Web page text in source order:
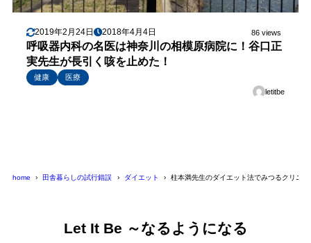
2019年2月24日 2018年4月4日 86 views
呼吸器内科の名医は神奈川の相模原病院に！谷口正
実先生が長引く咳を止めた！
健康
医療
letitbe
home 田舎暮らしの試行錯誤 ダイエット 柱本満先生のダイエット法でみつるクリニ
Let It Be ～なるようになる